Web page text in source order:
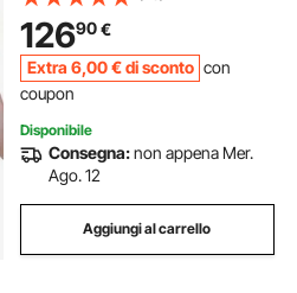
Impermeabilità IP66 Controllo APP
Potenza max. 3,68kW Schermo
LCD
12690€
Extra 6,00 €di sconto con
coupon
Disponibile
Consegna:non appena Mer.
Ago. 12
Aggiungi al carrello